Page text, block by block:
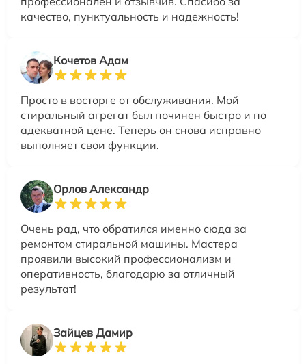
качество, пунктуальность и надежность!
Кочетов Адам
Просто в восторге от обслуживания. Мой
стиральный агрегат был починен быстро и по
адекватной цене. Теперь он снова исправно
выполняет свои функции.
Орлов Александр
Очень рад, что обратился именно сюда за
ремонтом стиральной машины. Мастера
проявили высокий профессионализм и
оперативность, благодарю за отличный
результат!
Зайцев Дамир